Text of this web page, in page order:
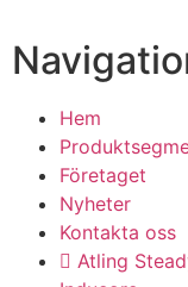
Hem
Företaget
Nyheter
Kontakta oss
Atling